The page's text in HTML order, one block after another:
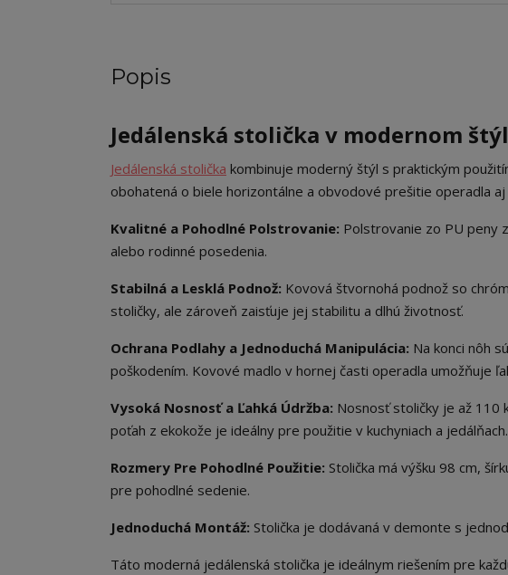
Popis
Jedálenská stolička v modernom
Jedálenská stolička kombinuje moderný štýl s praktickým
obohatená o biele horizontálne a obvodové prešitie operadla
Kvalitné a Pohodlné Polstrovanie: Polstrovanie zo PU peny
alebo rodinné posedenia.
Stabilná a Lesklá Podnož: Kovová štvornohá podnož so
stoličky, ale zároveň zaisťuje jej stabilitu a dlhú životnosť.
Ochrana Podlahy a Jednoduchá Manipulácia: Na konci nôh
poškodením. Kovové madlo v hornej časti operadla umožňuje
Vysoká Nosnosť a Ľahká Údržba: Nosnosť stoličky je až 110
poťah z ekokože je ideálny pre použitie v kuchyniach a jedálňach.
Rozmery Pre Pohodlné Použitie: Stolička má výšku 98 cm,
pre pohodlné sedenie.
Jednoduchá Montáž: Stolička je dodávaná v demonte s
Táto moderná jedálenská stolička je ideálnym riešením pre